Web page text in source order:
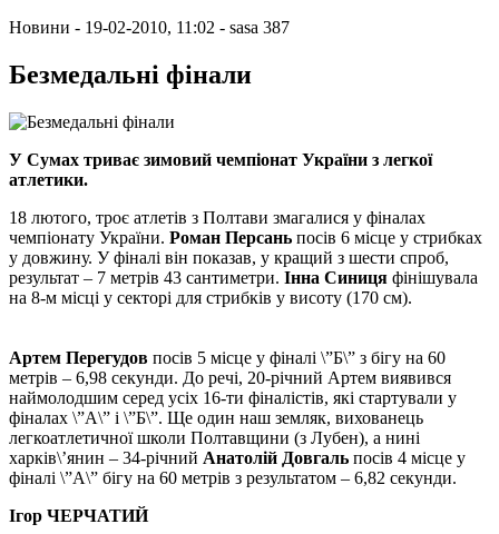
Новини - 19-02-2010, 11:02 - sasa 387
Безмедальні фінали
У Сумах триває зимовий чемпіонат України з легкої
атлетики.
18 лютого, троє атлетів з Полтави змагалися у фіналах
чемпіонату України. Роман Персань посів 6 місце у стрибках
у довжину. У фіналі він показав, у кращий з шести спроб,
результат – 7 метрів 43 сантиметри. Інна Синиця фінішувала
на 8-м місці у секторі для стрибків у висоту (170 см).
Артем Перегудов посів 5 місце у фіналі \”Б\” з бігу на 60
метрів – 6,98 секунди. До речі, 20-річний Артем виявився
наймолодшим серед усіх 16-ти фіналістів, які стартували у
фіналах \”А\” і \”Б\”. Ще один наш земляк, вихованець
легкоатлетичної школи Полтавщини (з Лубен), а нині
харків\’янин – 34-річний Анатолій Довгаль посів 4 місце у
фіналі \”А\” бігу на 60 метрів з результатом – 6,82 секунди.
Ігор ЧЕРЧАТИЙ